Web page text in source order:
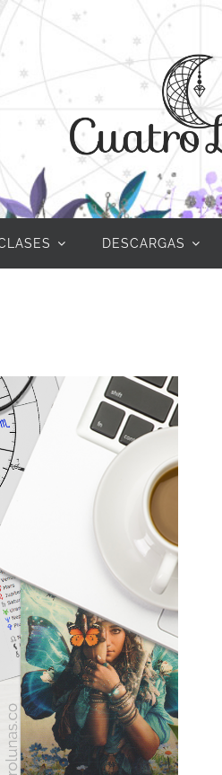
DESCARGAS